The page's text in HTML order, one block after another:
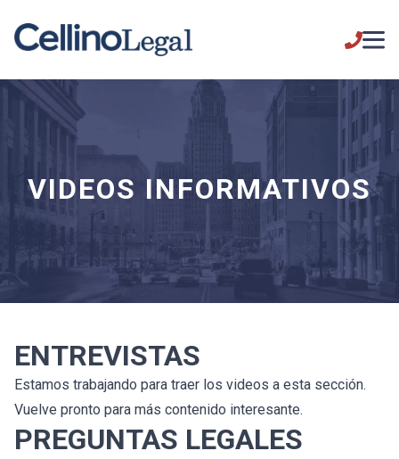
VIDEOS INFORMATIVOS
ENTREVISTAS
Estamos trabajando para traer los videos a esta sección.
Vuelve pronto para más contenido interesante.
PREGUNTAS LEGALES